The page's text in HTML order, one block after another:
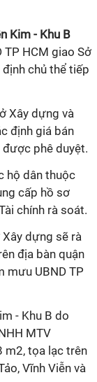
Kim - Khu B
TP HCM giao Sở
chủ thể tiếp
Xây dựng và
định giá bán
được phê duyệt.
hộ dân thuộc
cấp hồ sơ
chính rà soát.
dựng sẽ rà
địa bàn quận
mưu UBND TP
- Khu B do
MTV
m2, tọa lạc trên
Vĩnh Viễn và